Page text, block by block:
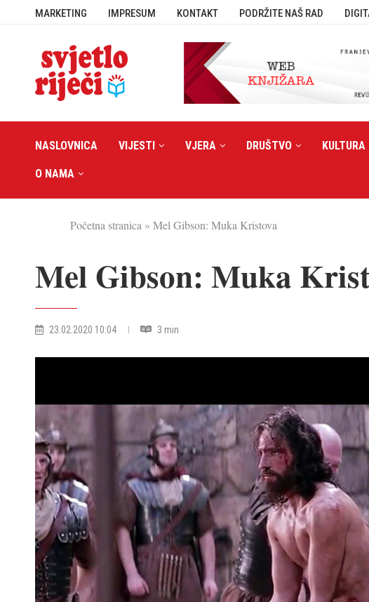
MARKETING IMPRESUM KONTAKT PODRŽITE NAŠ RAD
NASLOVNICA VIJESTI VJERA DRUŠTVO KULTURA
O NAMA
Početna stranica » Mel Gibson: Muka Kristova
Mel Gibson: Muka
23.02.2020 10:04 3 min